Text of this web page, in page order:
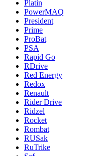
Platin
PowerMAQ
President
Prime
ProBat
PSA
Rapid Go
RDrive
Red Energy
Redox
Renault
Rider Drive
Ridzel
Rocket
Rombat
RUSak
RuTrike